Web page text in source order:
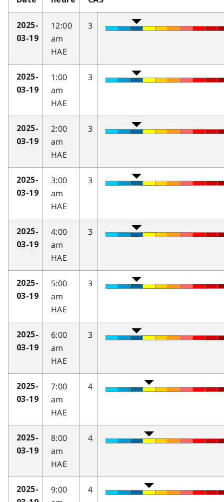
2025-
03-19
12:00
am
HAE
3
2025-
03-19
1:00
am
HAE
3
2025-
03-19
2:00
am
HAE
3
2025-
03-19
3:00
am
HAE
3
2025-
03-19
4:00
am
HAE
3
2025-
03-19
5:00
am
HAE
3
2025-
03-19
6:00
am
HAE
3
2025-
03-19
7:00
am
HAE
4
2025-
03-19
8:00
am
HAE
4
2025-
9:00
4